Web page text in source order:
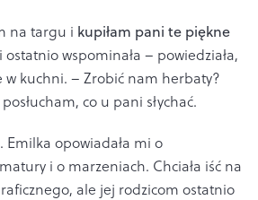
na targu i kupiłam pani te piękne
wspominała – powiedziała,
w kuchni. – Zrobić nam herbaty?
co u pani słychać.
Emilka opowiadała mi o
i o marzeniach. Chciała iść na
ale jej rodzicom ostatnio